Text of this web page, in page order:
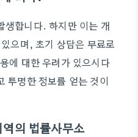
생합니다. 하지만 이는 개
으며, 초기 상담은 무료로
에 대한 우려가 있으시다
투명한 정보를 얻는 것이
의 법률사무소